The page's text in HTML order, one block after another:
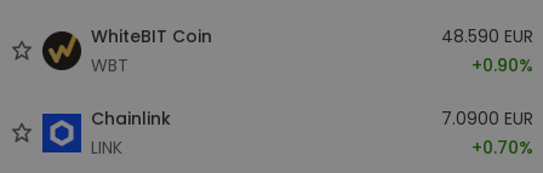
WhiteBIT Coin
WBT
48.590 EUR
+0.90%
Chainlink
LINK
7.0900 EUR
+0.70%